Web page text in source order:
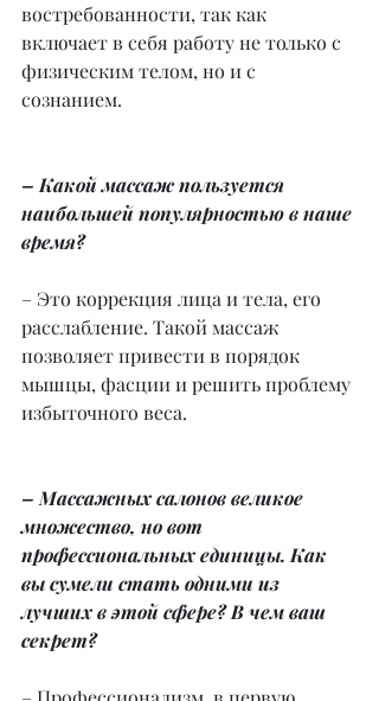
востребованности, так как
включает в себя работу не только с
физическим телом, но и с
сознанием.
– Какой массаж пользуется
наибольшей популярностью в наше
время?
– Это коррекция лица и тела, его
расслабление. Такой массаж
позволяет привести в порядок
мышцы, фасции и решить проблему
избыточного веса.
– Массажных салонов великое
множество, но вот
профессиональных единицы. Как
вы сумели стать одними из
лучших в этой сфере? В чем ваш
секрет?